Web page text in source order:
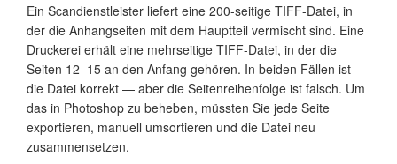
Ein Scandienstleister liefert eine 200-seitige TIFF-Datei, in
der die Anhangseiten mit dem Hauptteil vermischt sind. Eine
Druckerei erhält eine mehrseitige TIFF-Datei, in der die
Seiten 12–15 an den Anfang gehören. In beiden Fällen ist
die Datei korrekt — aber die Seitenreihenfolge ist falsch. Um
das in Photoshop zu beheben, müssten Sie jede Seite
exportieren, manuell umsortieren und die Datei neu
zusammensetzen.